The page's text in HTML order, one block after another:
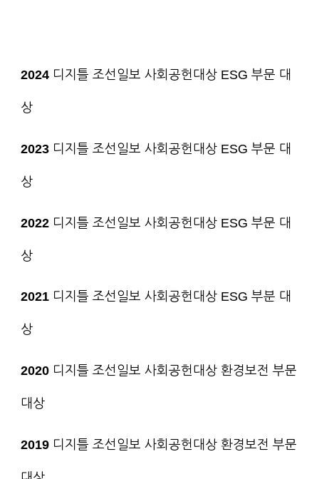
2024 디지틀 조선일보 사회공헌대상 ESG 부문 대
상
2023 디지틀 조선일보 사회공헌대상 ESG 부문 대
상
2022 디지틀 조선일보 사회공헌대상 ESG 부문 대
상
2021 디지틀 조선일보 사회공헌대상 ESG 부분 대
상
2020 디지틀 조선일보 사회공헌대상 환경보전 부문
대상
2019 디지틀 조선일보 사회공헌대상 환경보전 부문